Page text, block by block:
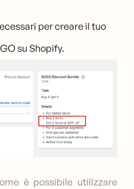
per creare il tuo
su Shopify.
è possibile utilizzare